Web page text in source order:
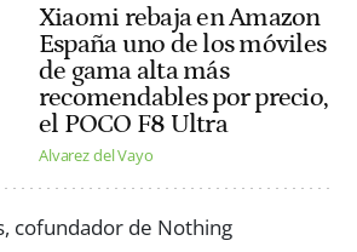
Xiaomi rebaja en Amazon
España uno de los móviles
de gama alta más
recomendables por precio,
el POCO F8 Ultra
Alvarez del Vayo